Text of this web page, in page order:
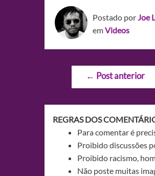
Postado porJoe
emVideos
Navegação
← Post anterior
REGRAS DOS
Para comentar é
Proibido discussões
Proibido racismo,
Não poste muitas